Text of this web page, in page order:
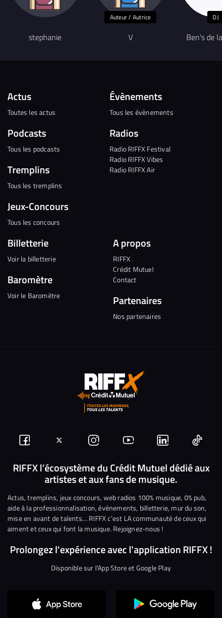
stephanie
Auteur / Autrice
V
DJ
Ben's de
Actus
Toutes les actus
Podcasts
Tous les podcasts
Tremplins
Tous les tremplins
Jeux-Concours
Tous les concours
Évènements
Tous les évènements
Radios
Radio RIFFX Festival
Radio RIFFX Vibes
Radio RIFFX Air
Billetterie
Voir la billetterie
Baromètre
Voir le Baromètre
A propos
RIFFX
Crédit Mutuel
Contact
Partenaires
Nos partenaires
Suivez-
nous
Facebook
Suivez-
nous
sur
Twitter
Nous
rejoindre
sur
Instagram
Nous
rejoindre
sur
YouTube
Nous
rejoindre
sur
Linkedin
Nous
RIFFX l’écosystème du Crédit Mutuel dédié aux
artistes et aux fans de musique.
Actus, tremplins, jeux concours, web radios 100% musique, 0% pub,
aide à la professionnalisation, événements, billetterie, mur du son,
mise en avant de talents… RIFFX c’est LA communauté de ceux qui
aiment et ceux qui font la musique. Rejoignez-nous !
Prolongez l'expérience avec l'application RIFFX !
Disponible sur l'App Store et Google Play